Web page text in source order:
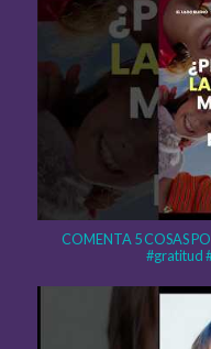
COMENTA 5 COSAS
#gratitud